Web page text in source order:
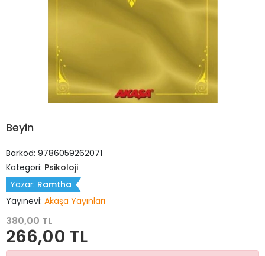
Beyin
Barkod: 9786059262071
Kategori: Psikoloji
Yazar: Ramtha
Yayınevi: Akaşa Yayınları
380,00 TL
266,00 TL